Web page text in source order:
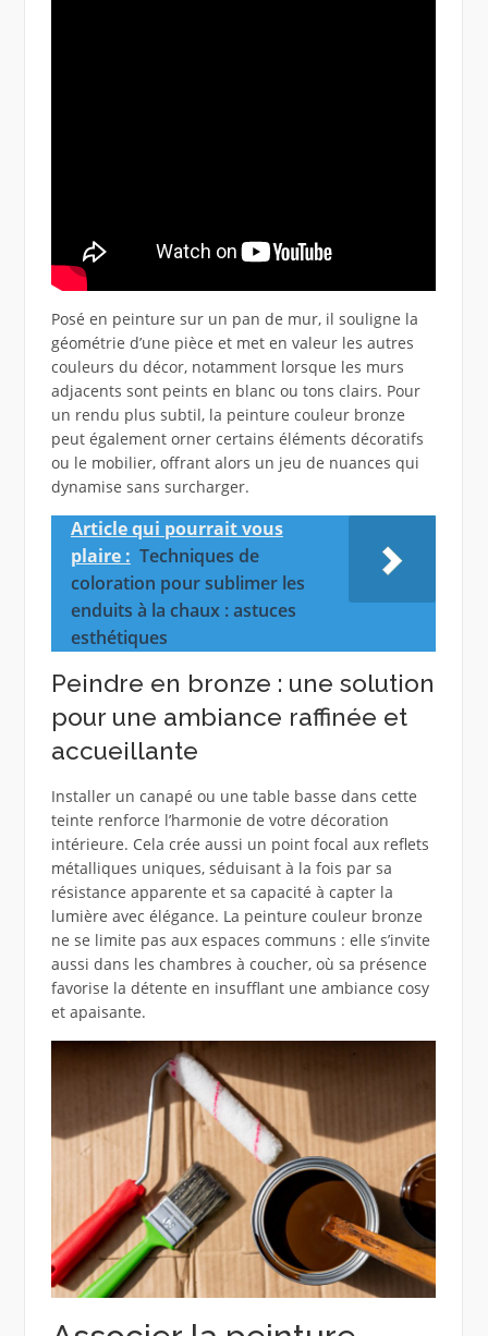
Posé en peinture sur un pan de mur, il souligne la
géométrie d’une pièce et met en valeur les autres
couleurs du décor, notamment lorsque les murs
adjacents sont peints en blanc ou tons clairs. Pour
un rendu plus subtil, la peinture couleur bronze
peut également orner certains éléments décoratifs
ou le mobilier, offrant alors un jeu de nuances qui
dynamise sans surcharger.
Article qui pourrait vous
plaire : Techniques de
coloration pour sublimer les
enduits à la chaux : astuces
esthétiques
Peindre en bronze : une solution
pour une ambiance raffinée et
accueillante
Installer un canapé ou une table basse dans cette
teinte renforce l’harmonie de votre décoration
intérieure. Cela crée aussi un point focal aux reflets
métalliques uniques, séduisant à la fois par sa
résistance apparente et sa capacité à capter la
lumière avec élégance. La peinture couleur bronze
ne se limite pas aux espaces communs : elle s’invite
aussi dans les chambres à coucher, où sa présence
favorise la détente en insufflant une ambiance cosy
et apaisante.